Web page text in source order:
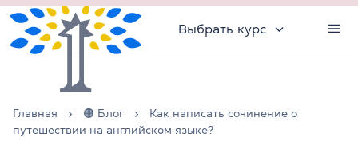
Выбрать курс
Главная 🟠 Блог
Как написать сочинение о
путешествии на английском языке?